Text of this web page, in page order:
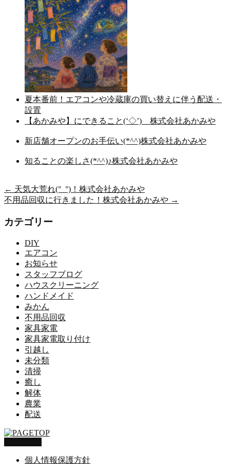
夏本番前！エアコンや冷蔵庫の買い替えに伴う配送・
設置
【あかみや】にできること(‘◇’)ゞ株式会社あかみや
新店舗オープンのお手伝い(*^^)株式会社あかみや
知ることの楽しさ(*^^)♪株式会社あかみや
← 天気大荒れ(°_°)！株式会社あかみや
不用品回収に行きました！株式会社あかみや →
カテゴリー
DIY
エアコン
お知らせ
スタッフブログ
ハウスクリーニング
ハンドメイド
みかん
不用品回収
家具家電
家具家電取り付け
引越し
未分類
清掃
癒し
解体
農業
配送
個人情報保護方針